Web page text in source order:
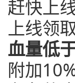
赶快上线
上线领
血量低
附加